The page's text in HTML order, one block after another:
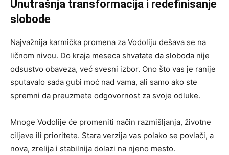
Unutrašnja transformacija i redefinisanje
slobode
Najvažnija karmička promena za Vodoliju dešava se na
ličnom nivou. Do kraja meseca shvatate da sloboda nije
odsustvo obaveza, već svesni izbor. Ono što vas je ranije
sputavalo sada gubi moć nad vama, ali samo ako ste
spremni da preuzmete odgovornost za svoje odluke.
Mnoge Vodolije će promeniti način razmišljanja, životne
ciljeve ili prioritete. Stara verzija vas polako se povlači, a
nova, zrelija i stabilnija dolazi na njeno mesto.